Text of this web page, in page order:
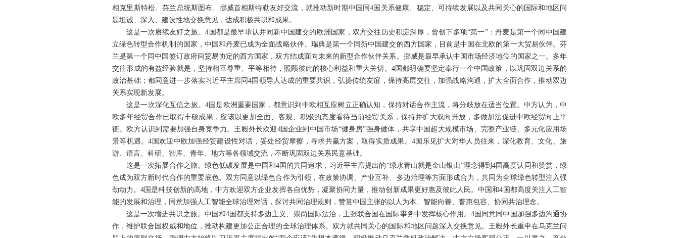
相克里斯特松、芬兰总统斯图布、挪威首相斯特勒友好交流，就推动新时期中国同4国关系健康、稳定、可持续发展以及共同关心的国际和地区问
题坦诚、深入、建设性地交换意见，达成积极共识和成果。
这是一次赓续友好之旅。4国都是最早承认并同新中国建交的欧洲国家，双方交往历史积淀深厚，曾创下多项“第一”：丹麦是第一个同中国建
立绿色转型合作机制的国家，中国和丹麦已成为全面战略伙伴。瑞典是第一个同新中国建交的西方国家，目前是中国在北欧的第一大贸易伙伴。芬
兰是第一个同中国签订政府间贸易协定的西方国家，双方结成面向未来的新型合作伙伴关系。挪威是最早承认中国市场经济地位的国家之一。多年
交往形成的有益经验就是，坚持相互尊重、平等相待，照顾彼此的核心利益和重大关切。4国都明确要坚定奉行一个中国政策，以巩固双边关系的
政治基础；都同意进一步落实习近平主席同4国领导人达成的重要共识，弘扬传统友谊，保持高层交往，加强战略沟通，扩大全面合作，推动双边
关系实现新发展。
这是一次深化互信之旅。4国是欧洲重要国家，都意识到中欧相互应树立正确认知，保持对话合作主流，将分歧放在适当位置。中方认为，中
欧多年经贸合作已取得丰硕成果，应该以更加全面、客观、积极的态度看待当前经贸关系，保持并扩大双向开放，多做加法促进中欧经贸向上平
衡。欧方认识到需要加强自身竞争力。王毅外长欢迎4国企业到中国市场“健身房”强身健体，共享中国超大规模市场、完整产业链、多元化应用场
景等机遇。4国欢迎中欧加强经贸建设性对话，妥处经贸摩擦，寻求共赢方案，取得实质成果。4国乐见扩大对华人员往来，深化教育、文化、旅
游、语言、科研、智库、青年、地方等各领域交流，不断巩固双边关系民意基础。
这是一次拓展合作之旅。绿色低碳发展是中国和4国的共同追求，习近平主席提出的“绿水青山就是金山银山”理念得到4国高度认同和赞赏，绿
色成为双方新时代合作的重要底色。双方同意以绿色合作为引领，在政策协调、产业互补、多边治理等方面形成合力，共同为全球绿色转型注入强
劲动力。4国是科技创新的高地，中方欢迎双方企业发挥各自优势，凝聚协同力量，推动创新成果更好惠及彼此人民。中国和4国都高度关注人工智
能的发展和治理，同意加强人工智能全球治理对话，探讨共同治理规则，赞赏中国主张的以人为本、智能向善、普惠包容、协同共治理念。
这是一次增进共识之旅。中国和4国都支持多边主义、崇尚国际法治，主张联合国在国际事务中发挥核心作用。4国同意同中国加强多边沟通协
作，维护联合国权威和地位，推动构建更加公正合理的全球治理体系。双方就共同关心的国际和地区问题深入交换意见。王毅外长重申在乌克兰问